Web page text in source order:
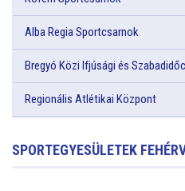
Alba Regia Sportcsarnok
Bregyó Közi Ifjúsági és
Regionális Atlétikai Központ
SPORTEGYESÜLETEK